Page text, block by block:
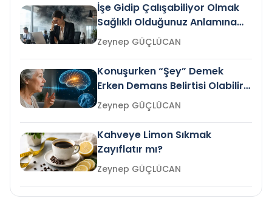
İşe Gidip Çalışabiliyor Olmak
Sağlıklı Olduğunuz Anlamına
Gelir mi?Zeynep GÜÇLÜCAN
Konuşurken “Şey” Demek
Erken Demans Belirtisi Olabilir
mi?
Zeynep GÜÇLÜCAN
Kahveye Limon Sıkmak
Zayıflatır mı?
Zeynep GÜÇLÜCAN